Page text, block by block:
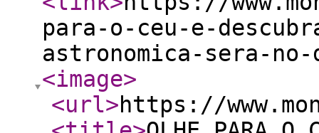
para-o-ceu-e-
astronomica-sera-
<image>
<url>https://